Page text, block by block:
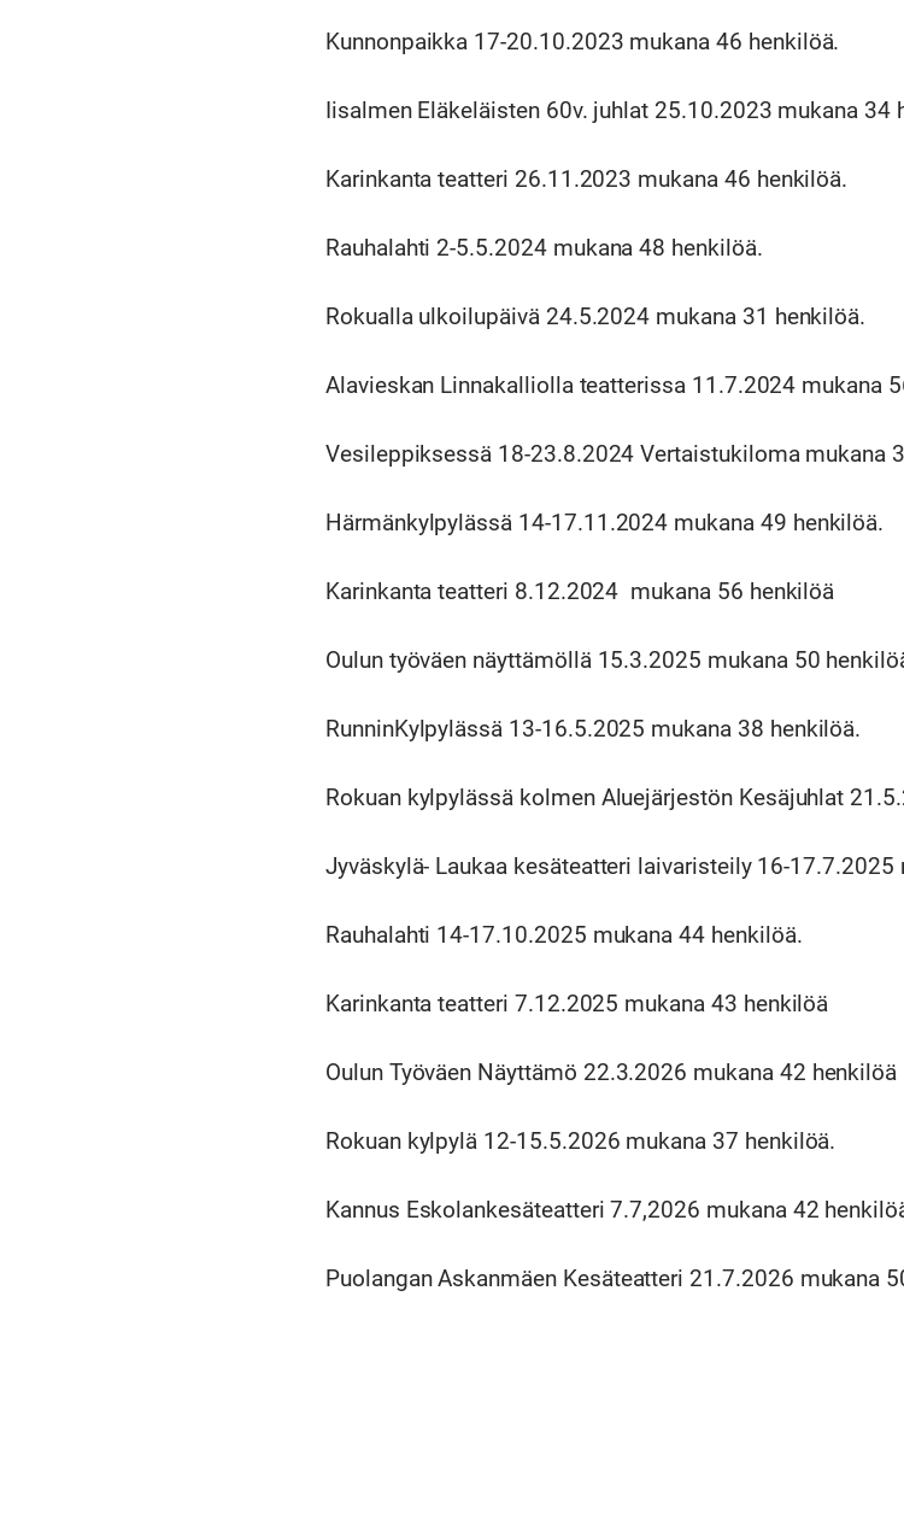
Kunnonpaikka 17-20.10.2023 mukana 46 henkilöä.
Iisalmen Eläkeläisten 60v. juhlat 25.10.2023 mukana 34
Karinkanta teatteri 26.11.2023 mukana 46 henkilöä.
Rauhalahti 2-5.5.2024 mukana 48 henkilöä.
Rokualla ulkoilupäivä 24.5.2024 mukana 31 henkilöä.
Alavieskan Linnakalliolla teatterissa 11.7.2024 mukana
Vesileppiksessä 18-23.8.2024 Vertaistukiloma mukana
Härmänkylpylässä 14-17.11.2024 mukana 49 henkilöä.
Karinkanta teatteri 8.12.2024 mukana 56 henkilöä
Oulun työväen näyttämöllä 15.3.2025 mukana 50
RunninKylpylässä 13-16.5.2025 mukana 38 henkilöä.
Rokuan kylpylässä kolmen Aluejärjestön Kesäjuhlat
Jyväskylä- Laukaa kesäteatteri laivaristeily 16-17.7.2025
Rauhalahti 14-17.10.2025 mukana 44 henkilöä.
Karinkanta teatteri 7.12.2025 mukana 43 henkilöä
Oulun Työväen Näyttämö 22.3.2026 mukana 42 henkilöä
Rokuan kylpylä 12-15.5.2026 mukana 37 henkilöä.
Kannus Eskolankesäteatteri 7.7,2026 mukana 42
Puolangan Askanmäen Kesäteatteri 21.7.2026 mukana